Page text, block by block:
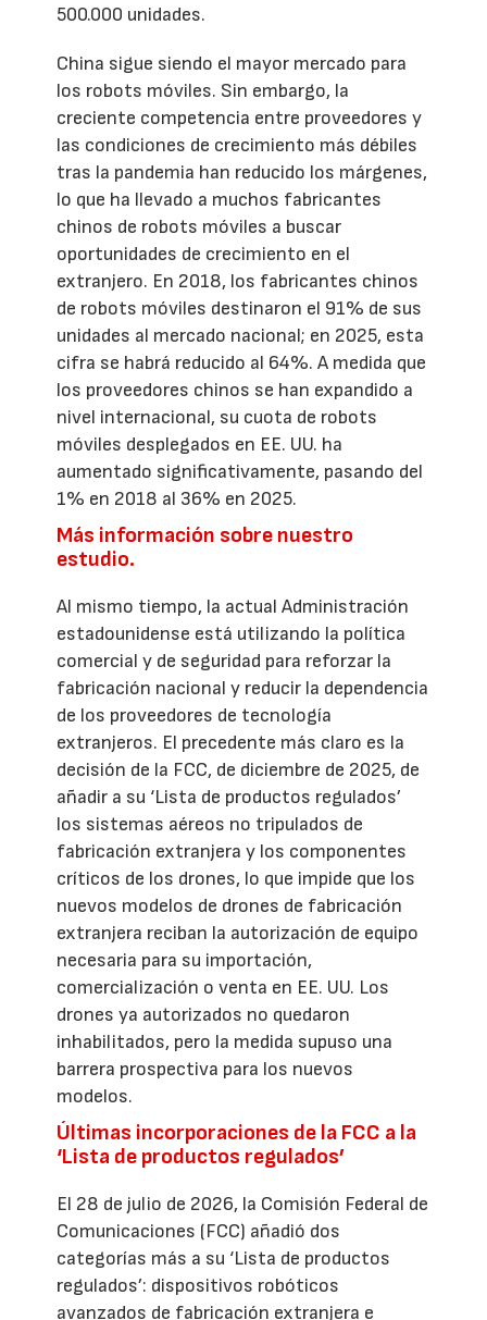
500.000 unidades.
China sigue siendo el mayor mercado para
los robots móviles. Sin embargo, la
creciente competencia entre proveedores y
las condiciones de crecimiento más débiles
tras la pandemia han reducido los márgenes,
lo que ha llevado a muchos fabricantes
chinos de robots móviles a buscar
oportunidades de crecimiento en el
extranjero. En 2018, los fabricantes chinos
de robots móviles destinaron el 91% de sus
unidades al mercado nacional; en 2025, esta
cifra se habrá reducido al 64%. A medida que
los proveedores chinos se han expandido a
nivel internacional, su cuota de robots
móviles desplegados en EE. UU. ha
aumentado significativamente, pasando del
1% en 2018 al 36% en 2025.
Más información sobre nuestro
estudio.
Al mismo tiempo, la actual Administración
estadounidense está utilizando la política
comercial y de seguridad para reforzar la
fabricación nacional y reducir la dependencia
de los proveedores de tecnología
extranjeros. El precedente más claro es la
decisión de la FCC, de diciembre de 2025, de
añadir a su ‘Lista de productos regulados’
los sistemas aéreos no tripulados de
fabricación extranjera y los componentes
críticos de los drones, lo que impide que los
nuevos modelos de drones de fabricación
extranjera reciban la autorización de equipo
necesaria para su importación,
comercialización o venta en EE. UU. Los
drones ya autorizados no quedaron
inhabilitados, pero la medida supuso una
barrera prospectiva para los nuevos
modelos.
Últimas incorporaciones de la FCC a la
‘Lista de productos regulados’
El 28 de julio de 2026, la Comisión Federal de
Comunicaciones (FCC) añadió dos
categorías más a su ‘Lista de productos
regulados’: dispositivos robóticos
avanzados de fabricación extranjera e